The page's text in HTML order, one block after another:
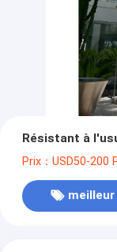
Résistant à
Prix：USD50-200